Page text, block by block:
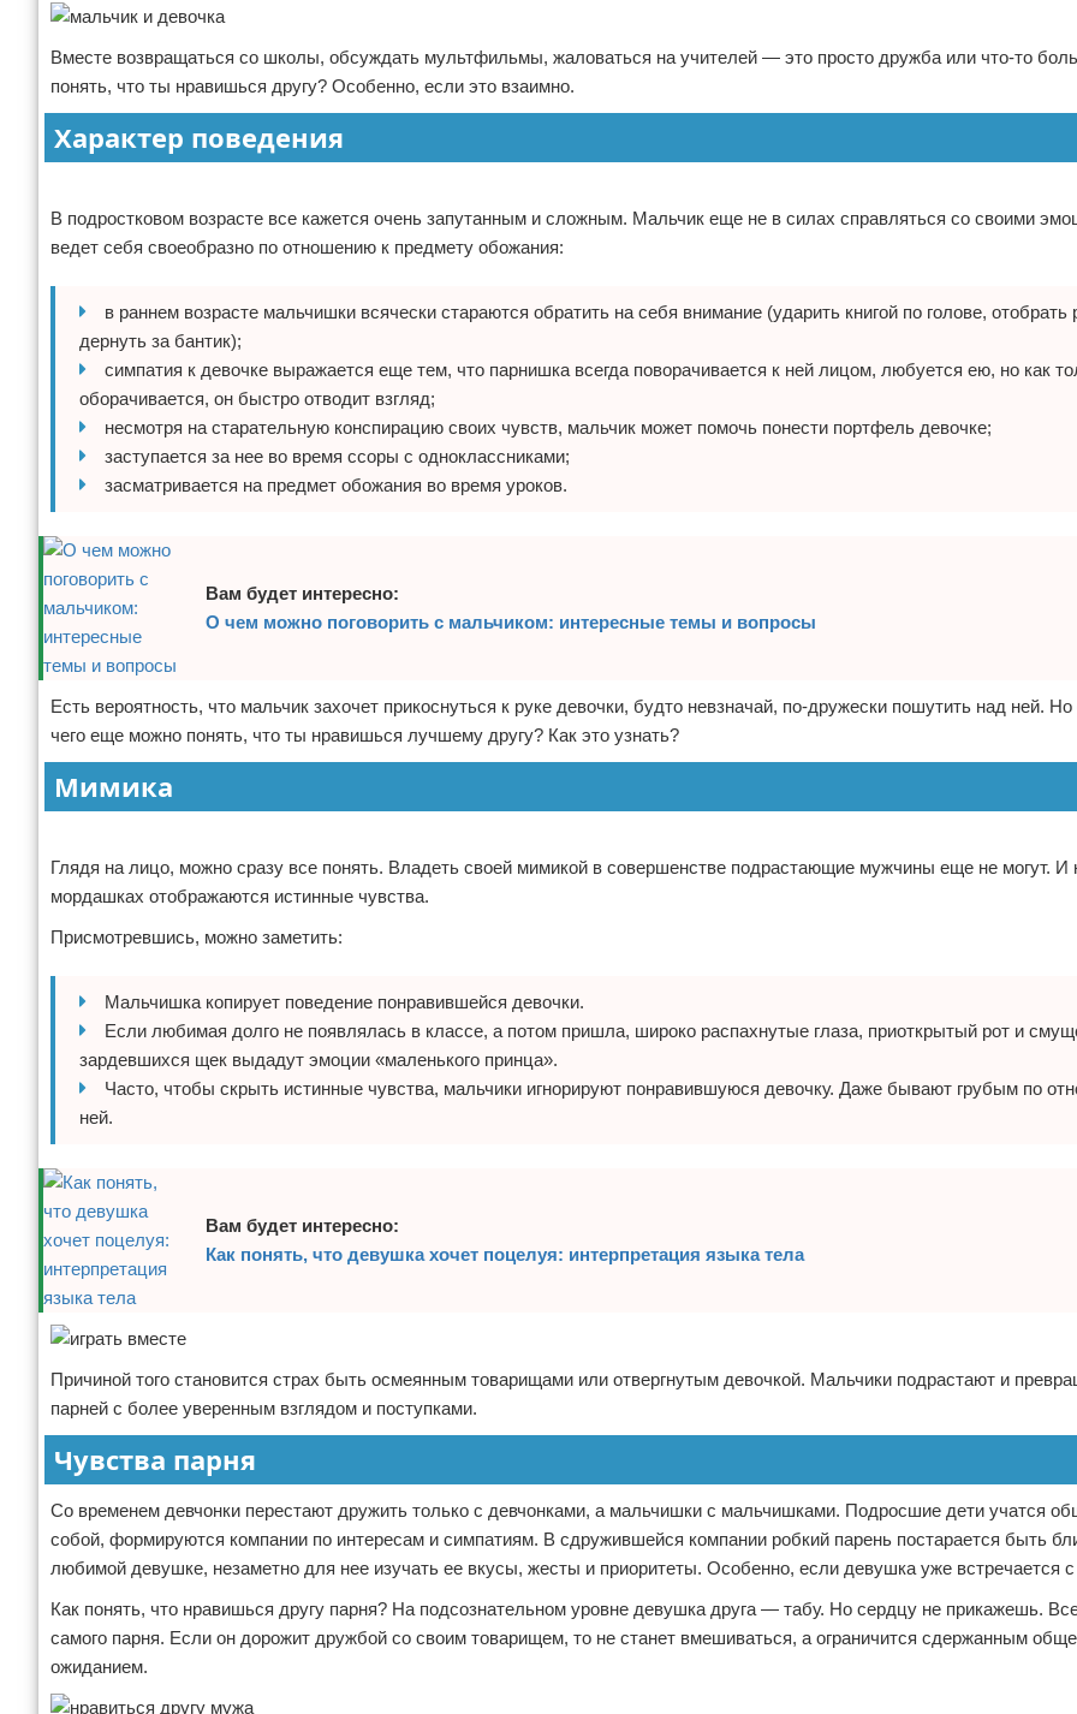
Вместе возвращаться со школы, обсуждать мультфильмы, жаловаться на учителей — это просто дружба или что-то
понять, что ты нравишься другу? Особенно, если это взаимно.
Характер поведения
В подростковом возрасте все кажется очень запутанным и сложным. Мальчик еще не в силах справляться со своими
ведет себя своеобразно по отношению к предмету обожания:
в раннем возрасте мальчишки всячески стараются обратить на себя внимание (ударить книгой по голове, отобрать
дернуть за бантик);
симпатия к девочке выражается еще тем, что парнишка всегда поворачивается к ней лицом, любуется ею, но как
оборачивается, он быстро отводит взгляд;
несмотря на старательную конспирацию своих чувств, мальчик может помочь понести портфель девочке;
заступается за нее во время ссоры с одноклассниками;
засматривается на предмет обожания во время уроков.
Вам будет интересно:
О чем можно поговорить с мальчиком: интересные темы и вопросы
Есть вероятность, что мальчик захочет прикоснуться к руке девочки, будто невзначай, по-дружески пошутить над ней.
чего еще можно понять, что ты нравишься лучшему другу? Как это узнать?
Мимика
Глядя на лицо, можно сразу все понять. Владеть своей мимикой в совершенстве подрастающие мужчины еще не могут.
мордашках отображаются истинные чувства.
Присмотревшись, можно заметить:
Мальчишка копирует поведение понравившейся девочки.
Если любимая долго не появлялась в классе, а потом пришла, широко распахнутые глаза, приоткрытый рот и
зардевшихся щек выдадут эмоции «маленького принца».
Часто, чтобы скрыть истинные чувства, мальчики игнорируют понравившуюся девочку. Даже бывают грубым по
ней.
Вам будет интересно:
Как понять, что девушка хочет поцелуя: интерпретация языка тела
Причиной того становится страх быть осмеянным товарищами или отвергнутым девочкой. Мальчики подрастают и
парней с более уверенным взглядом и поступками.
Чувства парня
Со временем девчонки перестают дружить только с девчонками, а мальчишки с мальчишками. Подросшие дети учатся
собой, формируются компании по интересам и симпатиям. В сдружившейся компании робкий парень постарается быть
любимой девушке, незаметно для нее изучать ее вкусы, жесты и приоритеты. Особенно, если девушка уже встречается с
Как понять, что нравишься другу парня? На подсознательном уровне девушка друга — табу. Но сердцу не прикажешь.
самого парня. Если он дорожит дружбой со своим товарищем, то не станет вмешиваться, а ограничится сдержанным
ожиданием.